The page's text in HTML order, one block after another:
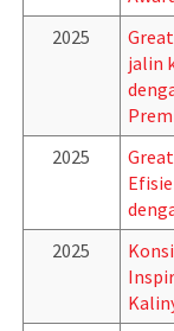
2025
jalin
2025
2025